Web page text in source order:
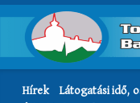
Hírek
Látogatási idő,